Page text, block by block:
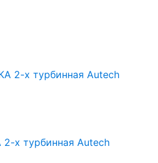
х турбинная Autech